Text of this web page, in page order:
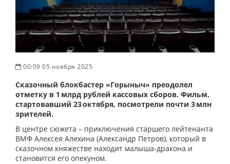
00:09 05 ноября 2025
Сказочный блокбастер «Горыныч» преодолел
отметку в 1 млрд рублей кассовых сборов. Фильм,
стартовавший 23 октября, посмотрели почти 3 млн
зрителей.
В центре сюжета – приключения старшего лейтенанта
ВМФ Алексея Алехина (Александр Петров), который в
сказочном княжестве находит малыша‑дракона и
становится его опекуном.